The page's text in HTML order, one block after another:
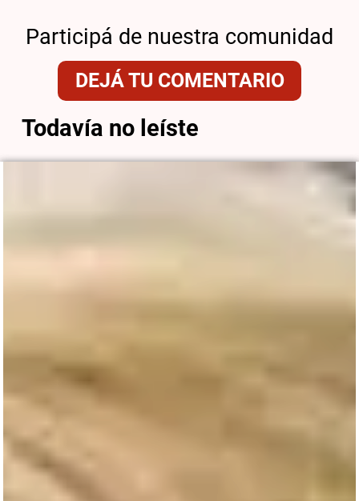
Participá de nuestra comunidad
DEJÁ TU COMENTARIO
Todavía no leíste